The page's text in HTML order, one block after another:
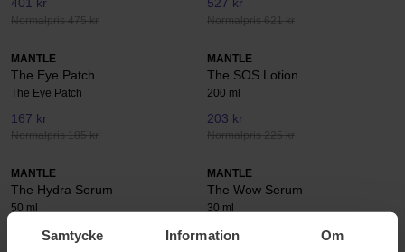
Samtycke Information Om
401 kr
Normalpris 475 kr
527 kr
Normalpris 621 kr
MANTLE
The Eye Patch
The Eye Patch
167 kr
Normalpris 185 kr
MANTLE
The SOS Lotion
200 ml
203 kr
Normalpris 225 kr
MANTLE
The Hydra Serum
50 ml
288 kr Ikke på lager
MANTLE
The Wow Serum
30 ml
527 kr